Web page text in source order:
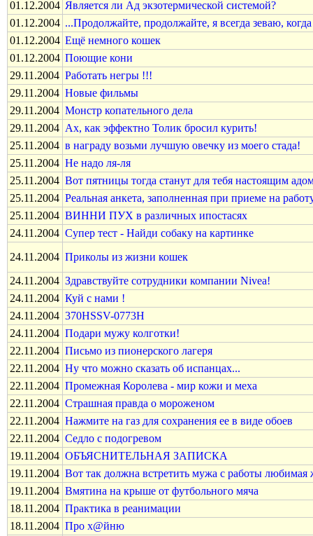
01.12.2004 Является ли Ад экзотермической системой?
01.12.2004 ...Продолжайте, продолжайте, я всегда зеваю,
01.12.2004 Ещё немного кошек
01.12.2004 Поющие кони
29.11.2004 Работать негры !!!
29.11.2004 Новые фильмы
29.11.2004 Монстр копательного дела
29.11.2004 Ах, как эффектно Толик бросил курить!
25.11.2004 в награду возьми лучшую овечку из моего стада!
25.11.2004 Не надо ля-ля
25.11.2004 Вот пятницы тогда станут для тебя настоящим
25.11.2004 Реальная анкета, заполненная при приеме на
25.11.2004 ВИННИ ПУХ в различных ипостасях
24.11.2004 Супер тест - Найди собаку на картинке
24.11.2004 Приколы из жизни кошек
24.11.2004 Здравствуйте сотрудники компании Nivea!
24.11.2004 Куй с нами !
24.11.2004 370HSSV-0773H
24.11.2004 Подари мужу колготки!
22.11.2004 Письмо из пионерского лагеря
22.11.2004 Ну что можно сказать об испанцах...
22.11.2004 Промежная Королева - мир кожи и меха
22.11.2004 Страшная правда о мороженом
22.11.2004 Нажмите на газ для сохранения ее в виде обоев
22.11.2004 Седло с подогревом
19.11.2004 ОБЪЯСНИТЕЛЬНАЯ ЗАПИСКА
19.11.2004 Вот так должна встретить мужа с работы любимая
19.11.2004 Вмятина на крыше от футбольного мяча
18.11.2004 Практика в реанимации
18.11.2004 Про х@йню